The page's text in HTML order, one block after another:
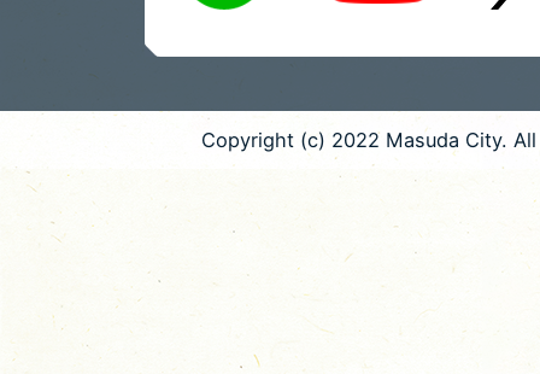
Copyright (c) 2022 Masuda City.